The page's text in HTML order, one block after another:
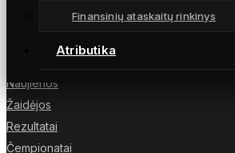
Finansinių ataskaitų rinkinys
Atributika
NUORODOS
Naujienos
Žaidėjos
Rezultatai
Čempionatai